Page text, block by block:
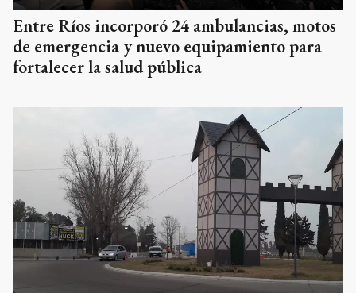
Entre Ríos incorporó 24 ambulancias, motos
de emergencia y nuevo equipamiento para
fortalecer la salud pública